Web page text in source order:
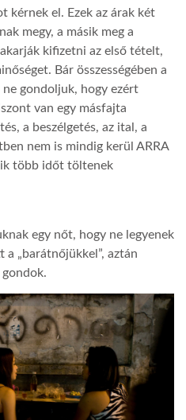
kérnek el. Ezek az árak két
megy, a másik meg a
kifizetni az első tételt,
Bár összességében a
gondoljuk, hogy ezért
van egy másfajta
a beszélgetés, az ital, a
nem is mindig kerül ARRA
több időt töltenek
egy nőt, hogy ne legyenek
a „barátnőjükkel”, aztán
gondok.